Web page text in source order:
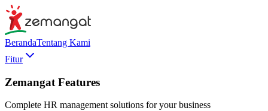
BerandaTentang Kami
Fitur
Zemangat Features
Complete HR management solutions for your business